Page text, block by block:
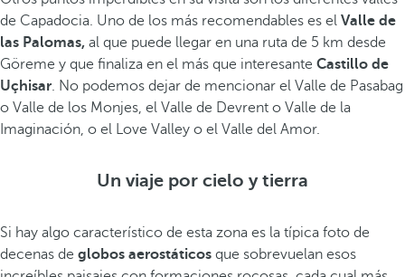
de Capadocia. Uno de los más recomendables es el Valle de
las Palomas, al que puede llegar en una ruta de 5 km desde
Göreme y que finaliza en el más que interesante Castillo de
Uçhisar. No podemos dejar de mencionar el Valle de Pasabag
o Valle de los Monjes, el Valle de Devrent o Valle de la
Imaginación, o el Love Valley o el Valle del Amor.
Un viaje por cielo y tierra
Si hay algo característico de esta zona es la típica foto de
decenas de globos aerostáticos que sobrevuelan esos